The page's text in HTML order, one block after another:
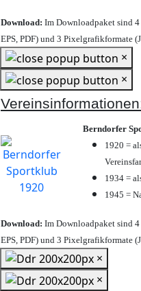
Download: Im Downloadpaket sind
EPS, PDF) und 3 Pixelgrafikformate
×
×
Berndorfer
1920 =
1934 =
1945 =
Download: Im Downloadpaket sind
EPS, PDF) und 3 Pixelgrafikformate
×
×